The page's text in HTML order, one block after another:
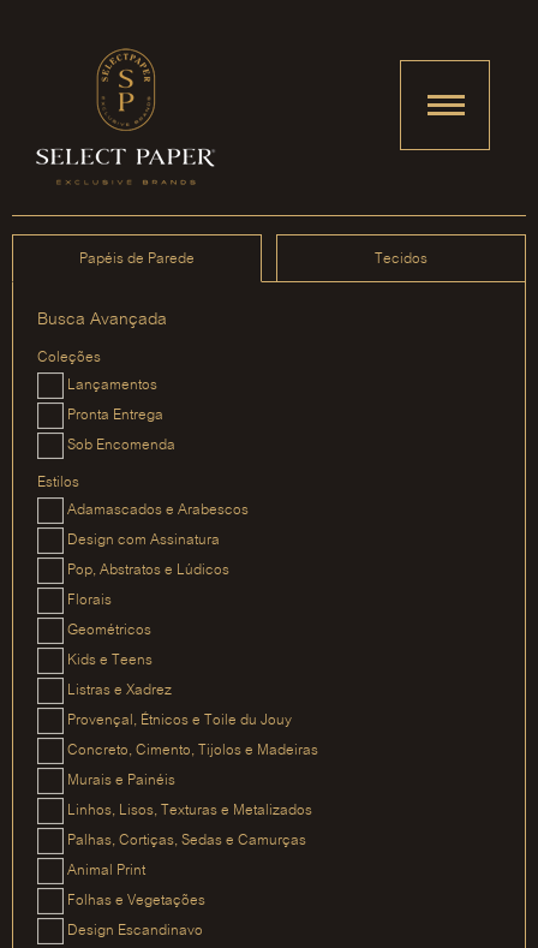
Papéis de Parede Tecidos
Busca Avançada
Coleções
Lançamentos
Pronta Entrega
Sob Encomenda
Estilos
Adamascados e Arabescos
Design com Assinatura
Pop, Abstratos e Lúdicos
Florais
Geométricos
Kids e Teens
Listras e Xadrez
Provençal, Étnicos e Toile du Jouy
Concreto, Cimento, Tijolos e Madeiras
Murais e Painéis
Linhos, Lisos, Texturas e Metalizados
Palhas, Cortiças, Sedas e Camurças
Animal Print
Folhas e Vegetações
Design Escandinavo